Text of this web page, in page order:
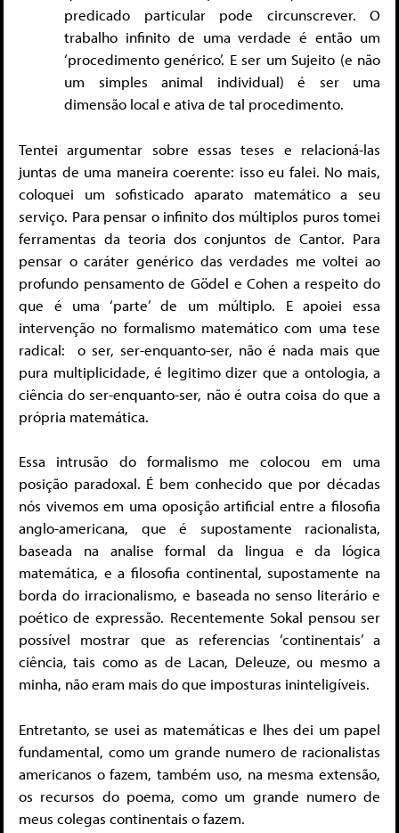
predicado particular pode circunscrever. O
trabalho infinito de uma verdade é então um
‘procedimento genérico’. E ser um Sujeito (e não
um simples animal individual) é ser uma
dimensão local e ativa de tal procedimento.
Tentei argumentar sobre essas teses e relacioná-las
juntas de uma maneira coerente: isso eu falei. No mais,
coloquei um sofisticado aparato matemático a seu
serviço. Para pensar o infinito dos múltiplos puros tomei
ferramentas da teoria dos conjuntos de Cantor. Para
pensar o caráter genérico das verdades me voltei ao
profundo pensamento de Gödel e Cohen a respeito do
que é uma ‘parte’ de um múltiplo. E apoiei essa
intervenção no formalismo matemático com uma tese
radical: o ser, ser-enquanto-ser, não é nada mais que
pura multiplicidade, é legitimo dizer que a ontologia, a
ciência do ser-enquanto-ser, não é outra coisa do que a
própria matemática.
Essa intrusão do formalismo me colocou em uma
posição paradoxal. É bem conhecido que por décadas
nós vivemos em uma oposição artificial entre a filosofia
anglo-americana, que é supostamente racionalista,
baseada na analise formal da lingua e da lógica
matemática, e a filosofia continental, supostamente na
borda do irracionalismo, e baseada no senso literário e
poético de expressão. Recentemente Sokal pensou ser
possível mostrar que as referencias ‘continentais’ a
ciência, tais como as de Lacan, Deleuze, ou mesmo a
minha, não eram mais do que imposturas ininteligíveis.
Entretanto, se usei as matemáticas e lhes dei um papel
fundamental, como um grande numero de racionalistas
americanos o fazem, também uso, na mesma extensão,
os recursos do poema, como um grande numero de
meus colegas continentais o fazem.